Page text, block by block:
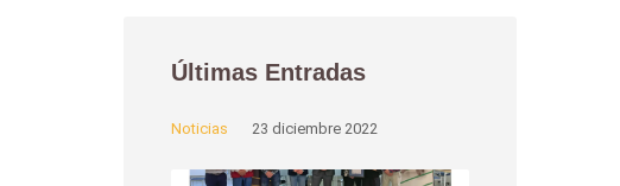
Últimas Entradas
Noticias 23 diciembre 2022